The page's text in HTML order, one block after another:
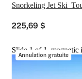
Snorkeling Jet Ski
225,69 $
Annulation gratuite
Slide 1 of 1, magnetic